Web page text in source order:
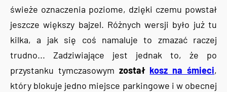
świeże oznaczenia poziome, dzięki czemu powstał
jeszcze większy bajzel. Różnych wersji było już tu
kilka, a jak się coś namaluje to zmazać raczej
trudno... Zadziwiające jest jednak to, że po
przystanku tymczasowym został kosz na śmieci,
który blokuje jedno miejsce parkingowe i w obecnej